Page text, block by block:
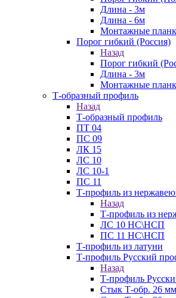
Длина - 3м
Длина - 6м
Монтажные
Порог гибкий (Россия)
Назад
Порог гибкий
Длина - 3м
Монтажные
Т-образный профиль
Назад
Т-образный профиль
ПТ 04
ПС 09
ЛК 15
ЛС 10
ЛС 10-1
ПС 11
Т-профиль из
Назад
Т-профиль из
ЛС 10 НС\НСП
ПС 11 НС\НСП
Т-профиль из латуни
Т-профиль Русский
Назад
Т-профиль
Стык Т-обр. 26 мм